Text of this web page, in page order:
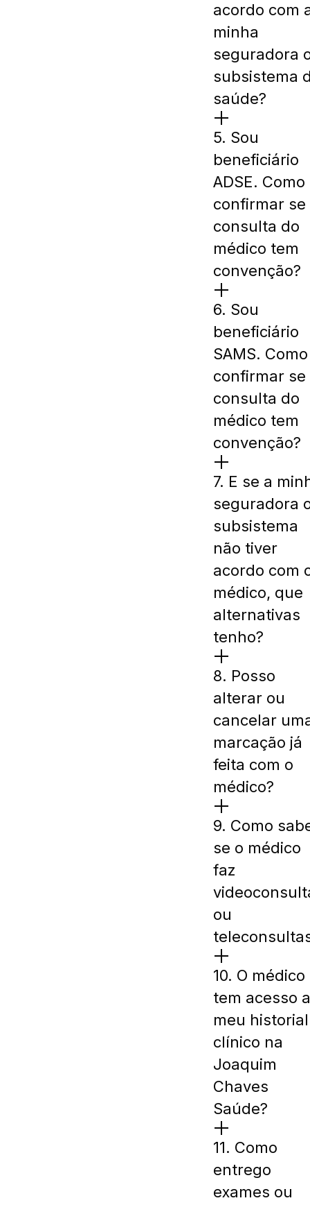
acordo com
minha
seguradora
subsistema
saúde?
5. Sou
beneficiário
ADSE. Como
confirmar se
consulta do
médico tem
convenção?
6. Sou
beneficiário
SAMS. Como
confirmar se
consulta do
médico tem
convenção?
7. E se a
seguradora
subsistema
não tiver
acordo com
médico, que
alternativas
tenho?
8. Posso
alterar ou
cancelar
marcação já
feita com o
médico?
9. Como
se o médico
faz
ou
10. O médico
tem acesso
meu historial
clínico na
Joaquim
Chaves
Saúde?
11. Como
entrego
exames ou